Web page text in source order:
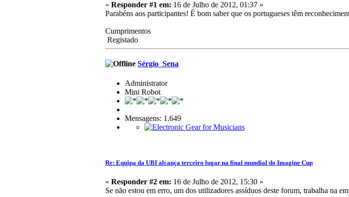
« Responder #1 em: 16 de Julho de 2012, 01:37 »
Parabéns aos participantes! É bom saber que os portugueses têm
Cumprimentos
Registado
Sérgio_Sena
Administrator
Mini Robot
Mensagens: 1.649
Re: Equipa da UBI alcança terceiro lugar na final mundial do Imagine Cup
« Responder #2 em: 16 de Julho de 2012, 15:30 »
Se não estou em erro, um dos utilizadores assíduos deste forum, trabalha na